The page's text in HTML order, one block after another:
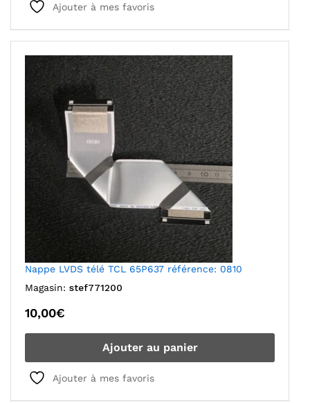
Ajouter à mes favoris
Nappe LVDS télé TCL 65P637 référence: 0810
Magasin: stef771200
10,00€
Ajouter au panier
Ajouter à mes favoris